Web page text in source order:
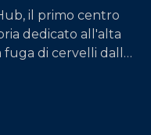
il primo centro
dedicato all'alta
di cervelli dalla
Francesco